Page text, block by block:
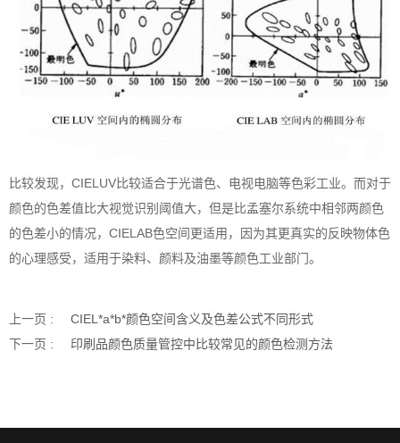
比较发现，CIELUV比较适合于光谱色、电视电脑等色彩工业。而对于
颜色的色差值比大视觉识别阈值大，但是比孟塞尔系统中相邻两颜色
的色差小的情况，CIELAB色空间更适用，因为其更真实的反映物体色
的心理感受，适用于染料、颜料及油墨等颜色工业部门。
上一页 :
CIEL*a*b*颜色空间含义及色差公式不同形式
下一页 :
印刷品颜色质量管控中比较常见的颜色检测方法